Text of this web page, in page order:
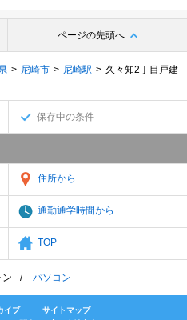
ページの先頭へ
尼崎市 尼崎駅
久々知2丁目戸建
保存中の条件
住所から
通勤通学時間から
TOP
ン パソコン
イブ
サイトマップ